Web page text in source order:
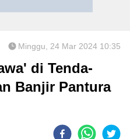
Minggu, 24 Mar 2024 10:35
di Tenda-
Banjir Pantura